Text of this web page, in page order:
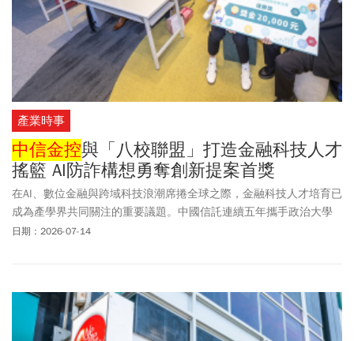
產業時事
中信金控與「八校聯盟」打造金融科技人才
搖籃 AI防詐構想勇奪創新提案首獎
在AI、數位金融與跨域科技浪潮席捲全球之際，金融科技人才培育已
成為產學界共同關注的重要議題。中國信託連續五年攜手政治大學
金融科技研究中心，串聯輔仁大學、淡江大學、台北大學、東吳大
高度連結的命題設計，同學得以從市場脈動出發，提出兼具創意與
實踐的解決方案，也讓企業觀察年輕世代對未來金融服務的想像。
日期：2026-07-14